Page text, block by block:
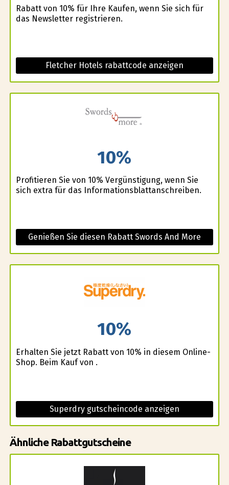
Rabatt von 10% für Ihre Kaufen, wenn Sie sich für
das Newsletter registrieren.
Fletcher Hotels rabattcode anzeigen
10%
Profitieren Sie von 10% Vergünstigung, wenn Sie
sich extra für das Informationsblattanschreiben.
Genießen Sie diesen Rabatt Swords And More
10%
Erhalten Sie jetzt Rabatt von 10% in diesem Online-
Shop. Beim Kauf von .
Superdry gutscheincode anzeigen
Ähnliche Rabattgutscheine